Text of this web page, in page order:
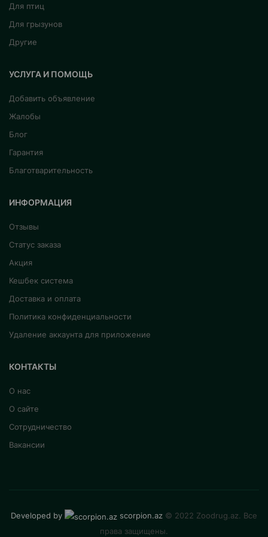
Для птиц
Для грызунов
Другие
УСЛУГА И ПОМОЩЬ
Добавить объявление
Жалобы
Блог
Гарантия
Благотварительность
ИНФОРМАЦИЯ
Отзывы
Статус заказа
Акция
Кешбек система
Доставка и оплата
Политика конфиденциальности
Удаление аккаунта для приложение
КОНТАКТЫ
О нас
О сайте
Сотрудничество
Вакансии
Developed by scorpion.az © 2022 Zoodrug.az. Все
права защищены.